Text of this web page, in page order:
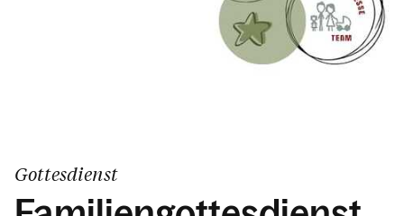
Gottesdienst